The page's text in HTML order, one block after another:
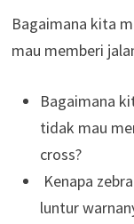
Bagaimana kita
mau memberi
Bagaimana
tidak mau
cross?
Kenapa
luntur